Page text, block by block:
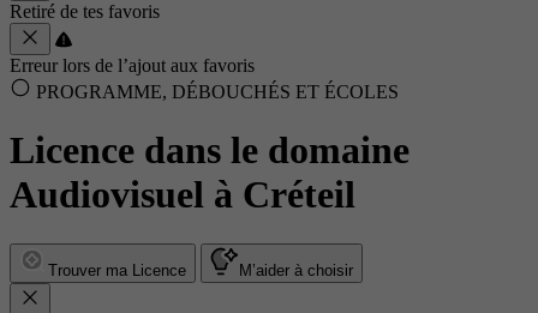
Retiré de tes favoris
Erreur lors de l’ajout aux favoris
PROGRAMME, DÉBOUCHÉS ET ÉCOLES
Licence dans le domaine
Audiovisuel à Créteil
Trouver ma Licence M’aider à choisir